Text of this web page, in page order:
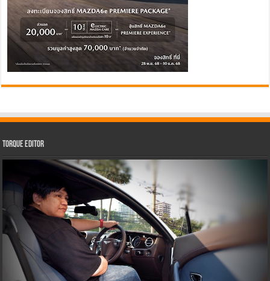
Torque Editor